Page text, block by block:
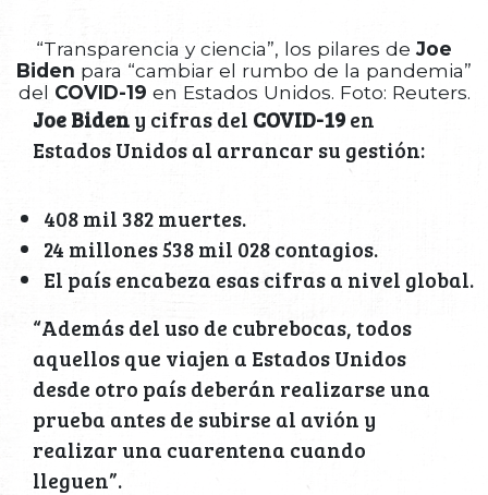
“Transparencia y ciencia”, los pilares de Joe
Biden para “cambiar el rumbo de la pandemia”
del COVID-19 en Estados Unidos. Foto: Reuters.
Joe Bideny cifras del COVID-19en
Estados Unidos al arrancar su gestión:
408 mil 382 muertes.
24 millones 538 mil 028 contagios.
El país encabeza esas cifras a nivel global.
“Además del uso de cubrebocas, todos
aquellos que viajen a Estados Unidos
desde otro país deberán realizarse una
prueba antes de subirse al avión y
realizar una cuarentena cuando
lleguen”.